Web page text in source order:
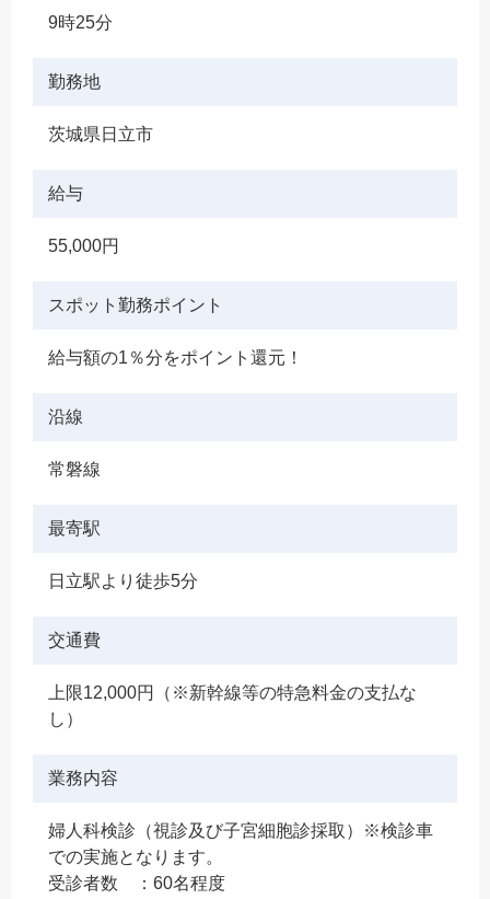
9時25分
勤務地
茨城県日立市
給与
55,000円
スポット勤務ポイント
給与額の1％分をポイント還元！
沿線
常磐線
最寄駅
日立駅より徒歩5分
交通費
上限12,000円（※新幹線等の特急料金の支払な
し）
業務内容
婦人科検診（視診及び子宮細胞診採取）※検診車
での実施となります。
受診者数 ：60名程度